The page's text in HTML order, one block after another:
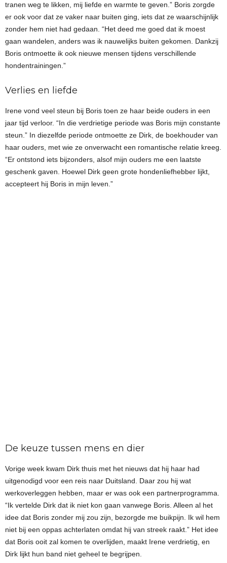
tranen weg te likken, mij liefde en warmte te geven.” Boris zorgde
er ook voor dat ze vaker naar buiten ging, iets dat ze waarschijnlijk
zonder hem niet had gedaan. “Het deed me goed dat ik moest
gaan wandelen, anders was ik nauwelijks buiten gekomen. Dankzij
Boris ontmoette ik ook nieuwe mensen tijdens verschillende
hondentrainingen.”
Verlies en liefde
Irene vond veel steun bij Boris toen ze haar beide ouders in een
jaar tijd verloor. “In die verdrietige periode was Boris mijn constante
steun.” In diezelfde periode ontmoette ze Dirk, de boekhouder van
haar ouders, met wie ze onverwacht een romantische relatie kreeg.
“Er ontstond iets bijzonders, alsof mijn ouders me een laatste
geschenk gaven. Hoewel Dirk geen grote hondenliefhebber lijkt,
accepteert hij Boris in mijn leven.”
De keuze tussen mens en dier
Vorige week kwam Dirk thuis met het nieuws dat hij haar had
uitgenodigd voor een reis naar Duitsland. Daar zou hij wat
werkoverleggen hebben, maar er was ook een partnerprogramma.
“Ik vertelde Dirk dat ik niet kon gaan vanwege Boris. Alleen al het
idee dat Boris zonder mij zou zijn, bezorgde me buikpijn. Ik wil hem
niet bij een oppas achterlaten omdat hij van streek raakt.” Het idee
dat Boris ooit zal komen te overlijden, maakt Irene verdrietig, en
Dirk lijkt hun band niet geheel te begrijpen.